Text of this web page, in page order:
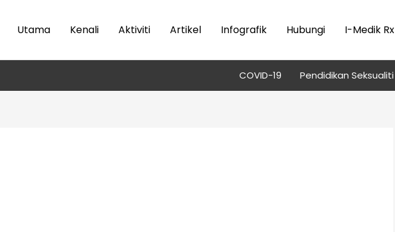
Utama Kenali Aktiviti Artikel Infografik Hubungi I-Medik Rx
COVID-19 Pendidikan Seksualiti